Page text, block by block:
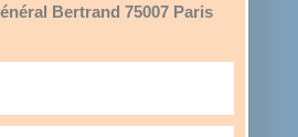
Bertrand 75007 Paris